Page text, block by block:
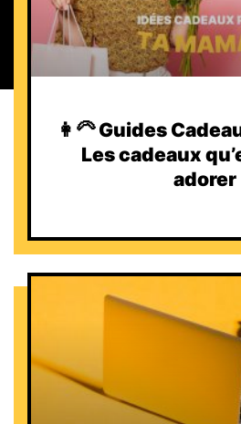
👩‍🦳 Guides
Les cadeaux
adorer